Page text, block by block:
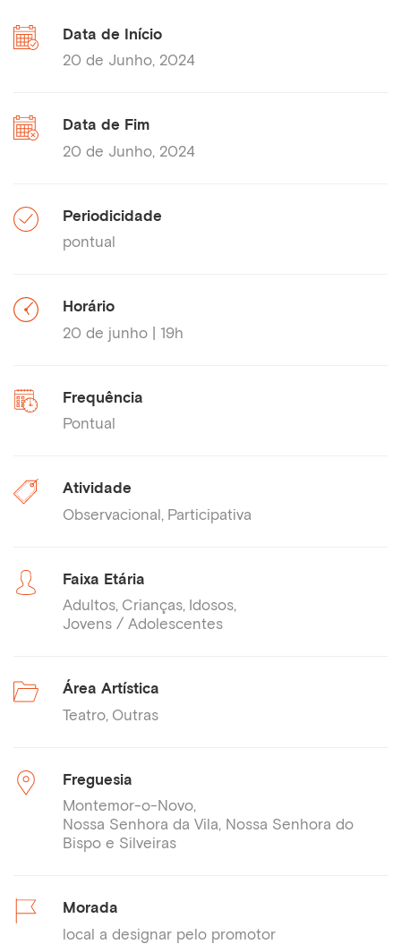
Data de Início
20 de Junho, 2024
Data de Fim
20 de Junho, 2024
Periodicidade
pontual
Horário
20 de junho | 19h
Frequência
Pontual
Atividade
Observacional Participativa
Faixa Etária
Adultos Crianças Idosos
Jovens / Adolescentes
Área Artística
Teatro Outras
Freguesia
Montemor-o-Novo
Nossa Senhora da Vila, Nossa Senhora do
Bispo e Silveiras
Morada
local a designar pelo promotor